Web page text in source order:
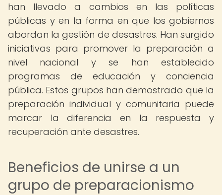
han llevado a cambios en las políticas
públicas y en la forma en que los gobiernos
abordan la gestión de desastres. Han surgido
iniciativas para promover la preparación a
nivel nacional y se han establecido
programas de educación y conciencia
pública. Estos grupos han demostrado que la
preparación individual y comunitaria puede
marcar la diferencia en la respuesta y
recuperación ante desastres.
Beneficios de unirse a un
grupo de preparacionismo